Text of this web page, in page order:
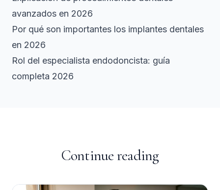
avanzados en 2026
Por qué son importantes los implantes dentales
en 2026
Rol del especialista endodoncista: guía
completa 2026
Continue reading